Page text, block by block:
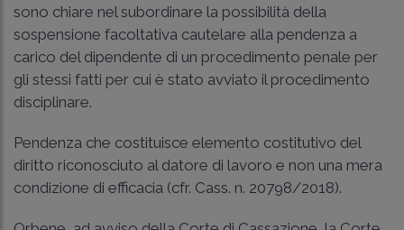
sono chiare nel subordinare la possibilità della
sospensione facoltativa cautelare alla pendenza a
carico del dipendente di un procedimento penale per
gli stessi fatti per cui è stato avviato il procedimento
disciplinare.
Pendenza che costituisce elemento costitutivo del
diritto riconosciuto al datore di lavoro e non una mera
condizione di efficacia (cfr. Cass. n. 20798/2018).